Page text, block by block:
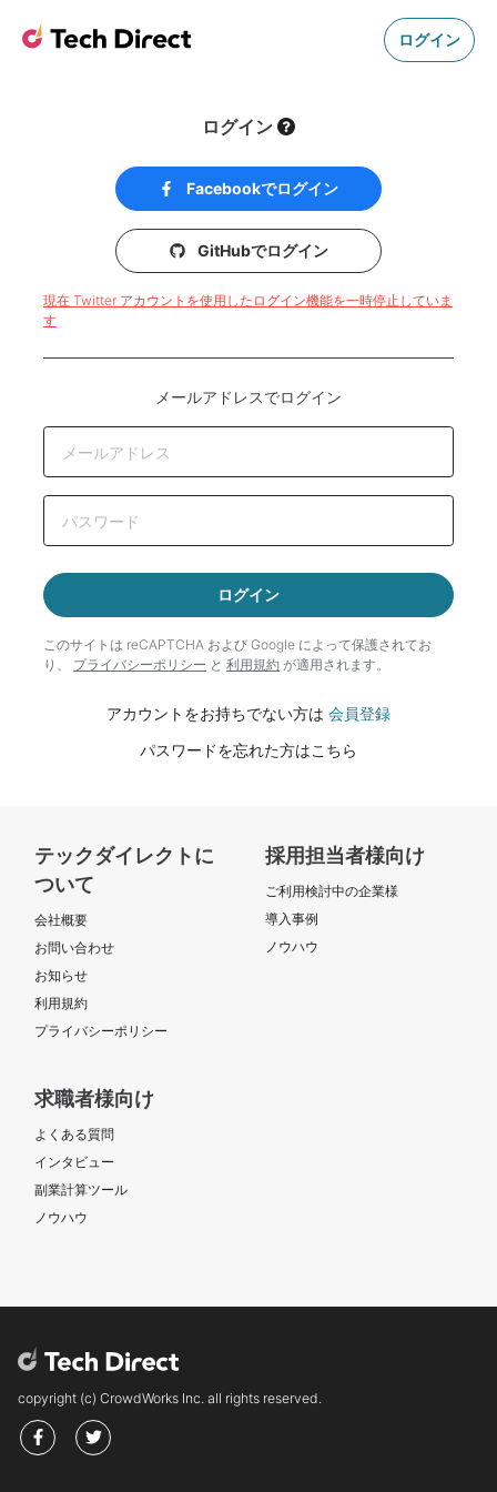
ログイン
ログイン
Facebookでログイン
GitHubでログイン
現在 Twitter アカウントを使用したログイン機能を一時停止していま
す
メールアドレスでログイン
ログイン
このサイトは reCAPTCHA および Google によって保護されてお
り、 プライバシーポリシー と 利用規約 が適用されます。
アカウントをお持ちでない方は 会員登録
パスワードを忘れた方はこちら
テックダイレクトに
ついて
会社概要
お問い合わせ
お知らせ
利用規約
プライバシーポリシー
採用担当者様向け
ご利用検討中の企業様
導入事例
ノウハウ
求職者様向け
よくある質問
インタビュー
副業計算ツール
ノウハウ
copyright (c) CrowdWorks Inc. all rights reserved.